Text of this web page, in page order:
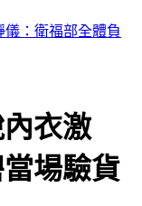
天后
衣激
場驗貨